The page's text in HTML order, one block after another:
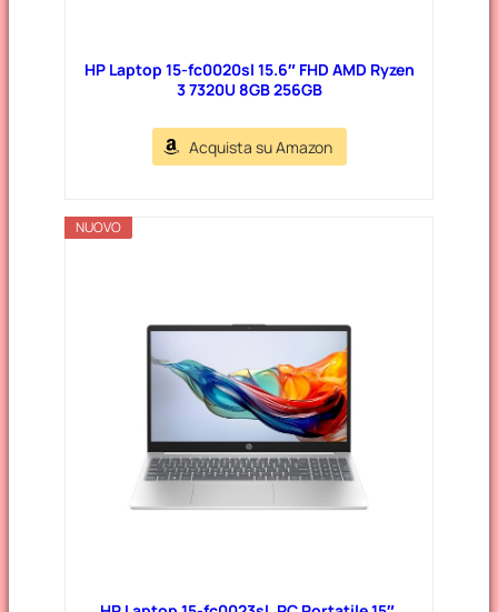
HP Laptop 15-fc0020sl 15.6″ FHD AMD Ryzen
3 7320U 8GB 256GB
Acquista su Amazon
NUOVO